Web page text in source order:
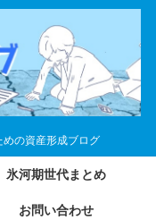
の資産形成ブログ
氷河期世代まとめ
お問い合わせ